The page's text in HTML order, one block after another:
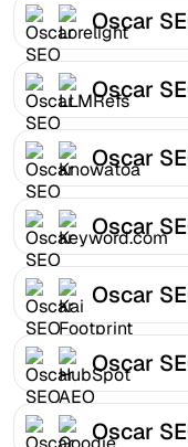
Oscar
Oscar
Oscar
Oscar
Oscar
Oscar
Oscar